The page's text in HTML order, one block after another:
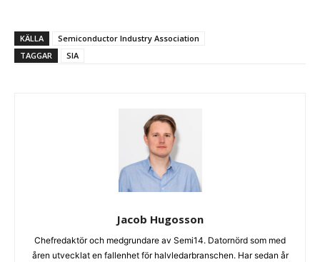
KÄLLA
Semiconductor Industry Association
TAGGAR
SIA
Jacob Hugosson
Chefredaktör och medgrundare av Semi14. Datornörd som med
åren utvecklat en fallenhet för halvledarbranschen. Har sedan år